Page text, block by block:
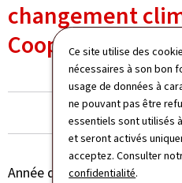
Ce site utilise des
nécessaires à son bon
usage de données à
ne pouvant pas être
essentiels sont utilisés
et seront activés
acceptez. Consulter
confidentialité.
changement
Coopération
Année de parution 2021